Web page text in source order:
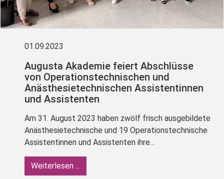
01.09.2023
Augusta Akademie feiert Abschlüsse
von Operationstechnischen und
Anästhesietechnischen Assistentinnen
und Assistenten
Am 31. August 2023 haben zwölf frisch ausgebildete
Anästhesietechnische und 19 Operationstechnische
Assistentinnen und Assistenten ihre...
Weiterlesen ...